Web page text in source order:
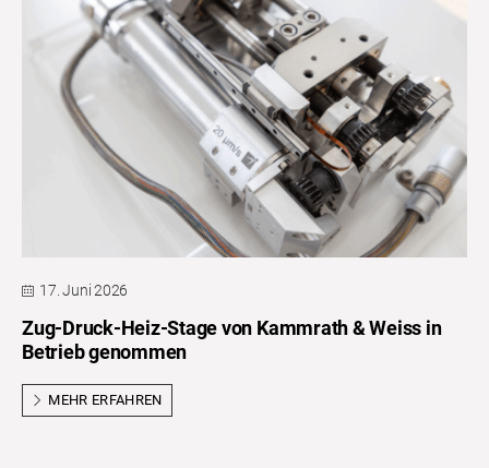
17. Juni 2026
Zug-Druck-Heiz-Stage von Kammrath & Weiss in
Betrieb genommen
MEHR ERFAHREN